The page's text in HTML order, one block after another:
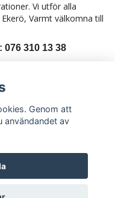
Vi utför alla
Varmt välkomna till
076 310 13 38
Genom att
användandet av